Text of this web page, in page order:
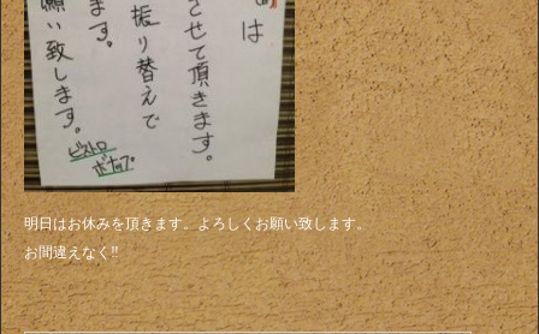
明日はお休みを頂きます。よろしくお願い致します。
お間違えなく‼️